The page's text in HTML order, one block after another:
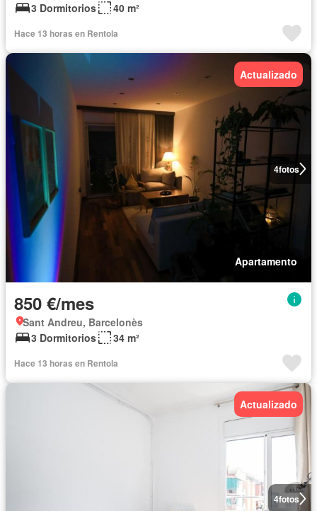
3 Dormitorios
40 m²
Hace 13 horas en Rentola
4fotos
Actualizado
Apartamento
850 €/mes
Sant Andreu, Barcelonès
3 Dormitorios
34 m²
Hace 13 horas en Rentola
4fotos
Actualizado